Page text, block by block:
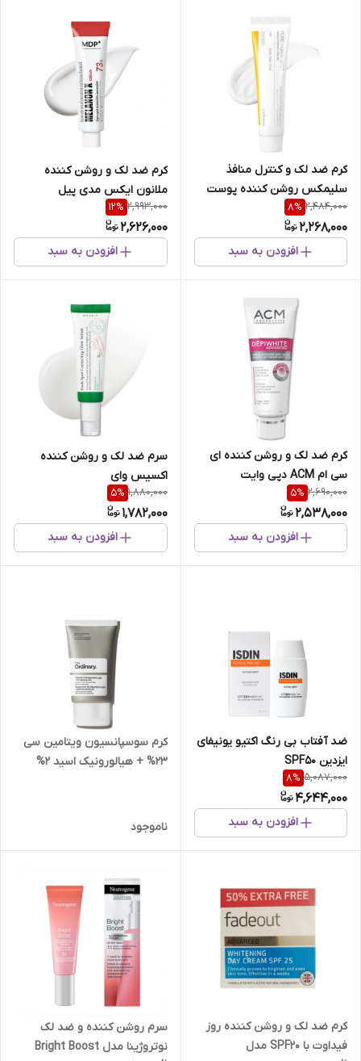
کرم ضد لک و کنترل منافذ
سلیمکس روشن کننده پوست
2,484,000
8%
2,268,000
افزودن به سبد
کرم ضد لک و روشن کننده
ملانون ایکس مدی پیل
2,993,000
12%
2,626,000
افزودن به سبد
کرم ضد لک و روشن کننده ای
سی ام ACM دپی وایت
2,690,000
5%
2,538,000
افزودن به سبد
سرم ضد لک و روشن کننده
اکسیس وای
1,880,000
5%
1,782,000
افزودن به سبد
ضد آفتاب بی رنگ اکتیو یونیفای
ایزدین SPF50
5,087,000
8%
4,644,000
افزودن به سبد
کرم سوسپانسیون ویتامین سی
23% + هیالورونیک اسید 2%
ناموجود
کرم ضد لک و روشن کننده روز
فیداوت با SPF20 مدل
سرم روشن کننده و ضد لک
نوتروژینا مدل Bright Boost